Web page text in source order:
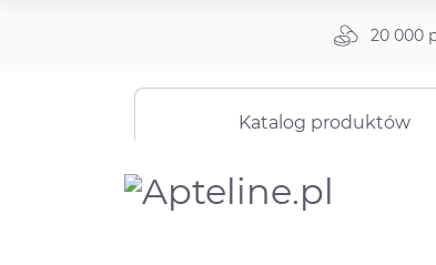
20 000
Katalog produktów